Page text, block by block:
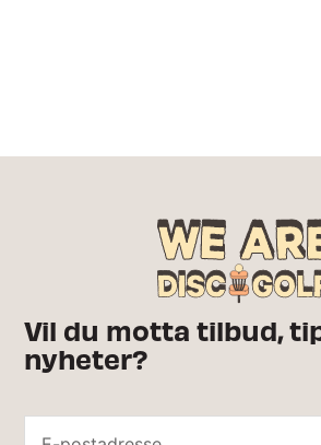
Vil du motta tilbud,
nyheter?